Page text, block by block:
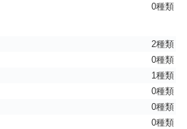
0種類
2種類
0種類
1種類
0種類
0種類
0種類